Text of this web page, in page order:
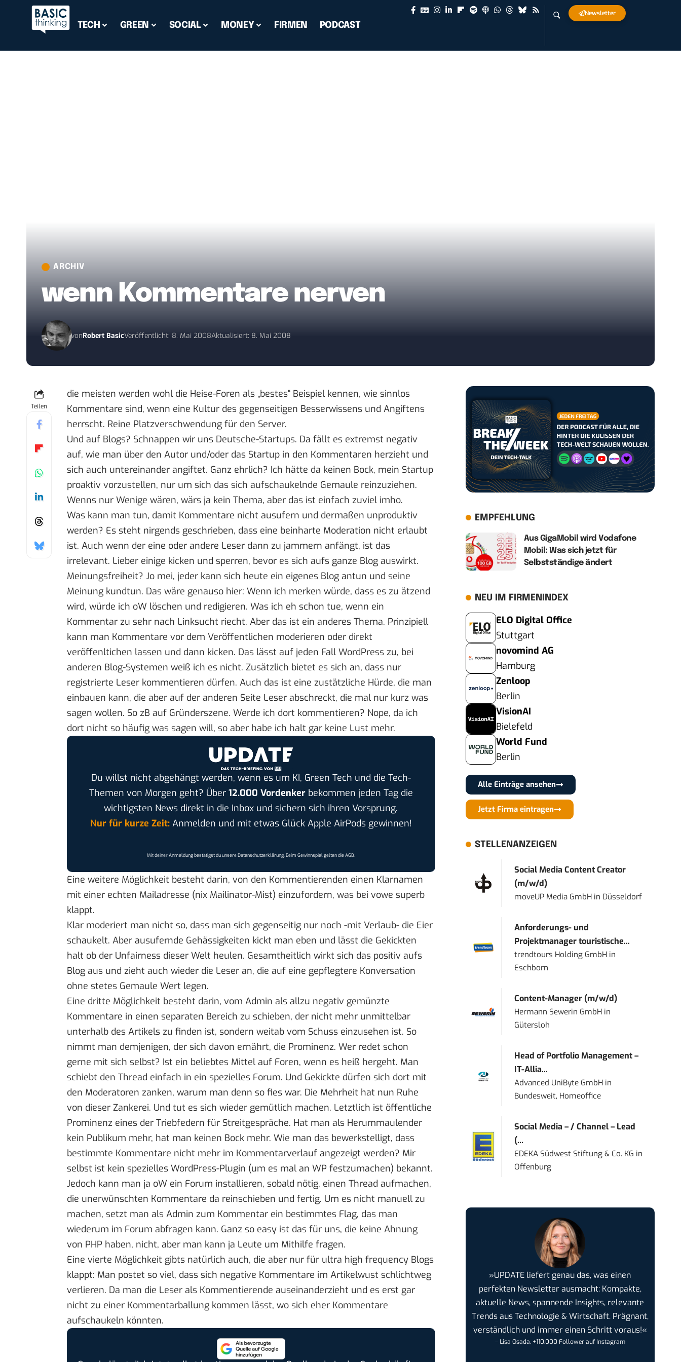
TECH GREEN SOCIAL MONEY FIRMEN PODCAST
Newsletter
ARCHIV
wenn Kommentare nerven
vonRobert BasicVeröffentlicht: 8. Mai 2008Aktualisiert: 8. Mai 2008
Teilen
die meisten werden wohl die Heise-Foren als „bestes“ Beispiel kennen, wie sinnlos
Kommentare sind, wenn eine Kultur des gegenseitigen Besserwissens und Angiftens
herrscht. Reine Platzverschwendung für den Server.
Und auf Blogs? Schnappen wir uns Deutsche-Startups. Da fällt es extremst negativ
auf, wie man über den Autor und/oder das Startup in den Kommentaren herzieht und
sich auch untereinander angiftet. Ganz ehrlich? Ich hätte da keinen Bock, mein Startup
proaktiv vorzustellen, nur um sich das sich aufschaukelnde Gemaule reinzuziehen.
Wenns nur Wenige wären, wärs ja kein Thema, aber das ist einfach zuviel imho.
Was kann man tun, damit Kommentare nicht ausufern und dermaßen unproduktiv
werden? Es steht nirgends geschrieben, dass eine beinharte Moderation nicht erlaubt
ist. Auch wenn der eine oder andere Leser dann zu jammern anfängt, ist das
irrelevant. Lieber einige kicken und sperren, bevor es sich aufs ganze Blog auswirkt.
Meinungsfreiheit? Jo mei, jeder kann sich heute ein eigenes Blog antun und seine
Meinung kundtun. Das wäre genauso hier: Wenn ich merken würde, dass es zu ätzend
wird, würde ich oW löschen und redigieren. Was ich eh schon tue, wenn ein
Kommentar zu sehr nach Linksucht riecht. Aber das ist ein anderes Thema. Prinzipiell
kann man Kommentare vor dem Veröffentlichen moderieren oder direkt
veröffenltichen lassen und dann kicken. Das lässt auf jeden Fall WordPress zu, bei
anderen Blog-Systemen weiß ich es nicht. Zusätzlich bietet es sich an, dass nur
registrierte Leser kommentieren dürfen. Auch das ist eine zustätzliche Hürde, die man
einbauen kann, die aber auf der anderen Seite Leser abschreckt, die mal nur kurz was
sagen wollen. So zB auf Gründerszene. Werde ich dort kommentieren? Nope, da ich
dort nicht so häufig was sagen will, so aber habe ich halt gar keine Lust mehr.
Du willst nicht abgehängt werden, wenn es um KI, Green Tech und die Tech-
Themen von Morgen geht? Über 12.000 Vordenkerbekommen jeden Tag die
wichtigsten News direkt in die Inbox und sichern sich ihren Vorsprung.
Nur für kurze Zeit:Anmelden und mit etwas Glück Apple AirPods gewinnen!
Mit deiner Anmeldung bestätigst du unsereDatenschutzerklärung. Beim Gewinnspiel gelten dieAGB.
Eine weitere Möglichkeit besteht darin, von den Kommentierenden einen Klarnamen
mit einer echten Mailadresse (nix Mailinator-Mist) einzufordern, was bei vowe superb
klappt.
Klar moderiert man nicht so, dass man sich gegenseitig nur noch -mit Verlaub- die Eier
schaukelt. Aber ausufernde Gehässigkeiten kickt man eben und lässt die Gekickten
halt ob der Unfairness dieser Welt heulen. Gesamtheitlich wirkt sich das positiv aufs
Blog aus und zieht auch wieder die Leser an, die auf eine gepflegtere Konversation
ohne stetes Gemaule Wert legen.
Eine dritte Möglichkeit besteht darin, vom Admin als allzu negativ gemünzte
Kommentare in einen separaten Bereich zu schieben, der nicht mehr unmittelbar
unterhalb des Artikels zu finden ist, sondern weitab vom Schuss einzusehen ist. So
nimmt man demjenigen, der sich davon ernährt, die Prominenz. Wer redet schon
gerne mit sich selbst? Ist ein beliebtes Mittel auf Foren, wenn es heiß hergeht. Man
schiebt den Thread einfach in ein spezielles Forum. Und Gekickte dürfen sich dort mit
den Moderatoren zanken, warum man denn so fies war. Die Mehrheit hat nun Ruhe
von dieser Zankerei. Und tut es sich wieder gemütlich machen. Letztlich ist öffentliche
Prominenz eines der Triebfedern für Streitgespräche. Hat man als Herummaulender
kein Publikum mehr, hat man keinen Bock mehr. Wie man das bewerkstelligt, dass
bestimmte Kommentare nicht mehr im Kommentarverlauf angezeigt werden? Mir
selbst ist kein spezielles WordPress-Plugin (um es mal an WP festzumachen) bekannt.
Jedoch kann man ja oW ein Forum installieren, sobald nötig, einen Thread aufmachen,
die unerwünschten Kommentare da reinschieben und fertig. Um es nicht manuell zu
machen, setzt man als Admin zum Kommentar ein bestimmtes Flag, das man
wiederum im Forum abfragen kann. Ganz so easy ist das für uns, die keine Ahnung
von PHP haben, nicht, aber man kann ja Leute um Mithilfe fragen.
Eine vierte Möglichkeit gibts natürlich auch, die aber nur für ultra high frequency Blogs
klappt: Man postet so viel, dass sich negative Kommentare im Artikelwust schlichtweg
verlieren. Da man die Leser als Kommentierende auseinanderzieht und es erst gar
nicht zu einer Kommentarballung kommen lässt, wo sich eher Kommentare
aufschaukeln könnten.
EMPFEHLUNG
Aus GigaMobil wird Vodafone
Mobil: Was sich jetzt für
Selbstständige ändert
NEU IM FIRMENINDEX
ELO Digital Office
Stuttgart
novomind AG
Hamburg
Zenloop
Berlin
VisionAI
Bielefeld
World Fund
Berlin
Alle Einträge ansehen
Jetzt Firma eintragen
STELLENANZEIGEN
Social Media Content Creator
(m/w/d)
moveUP Media GmbH in Düsseldorf
Anforderungs- und
Projektmanager touristische...
trendtours Holding GmbH in
Eschborn
Content-Manager (m/w/d)
Hermann Sewerin GmbH in
Gütersloh
Head of Portfolio Management –
IT-Allia...
Advanced UniByte GmbH in
Bundesweit, Homeoffice
Social Media – / Channel – Lead
(...
EDEKA Südwest Stiftung & Co. KG in
Offenburg
»UPDATE liefert genau das, was einen
perfekten Newsletter ausmacht: Kompakte,
aktuelle News, spannende Insights, relevante
Trends aus Technologie & Wirtschaft. Prägnant,
verständlich und immer einen Schritt voraus!«
– Lisa Osada, +110.000 Follower auf Instagram